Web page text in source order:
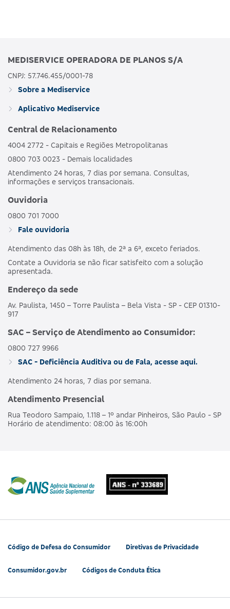
MEDISERVICE OPERADORA DE PLANOS S/A
CNPJ: 57.746.455/0001-78
Sobre a Mediservice
Aplicativo Mediservice
Central de Relacionamento
4004 2772 - Capitais e Regiões Metropolitanas
0800 703 0023 - Demais localidades
Atendimento 24 horas, 7 dias por semana. Consultas,
informações e serviços transacionais.
Ouvidoria
0800 701 7000
Fale ouvidoria
Atendimento das 08h às 18h, de 2ª a 6ª, exceto feriados.
Contate a Ouvidoria se não ficar satisfeito com a solução
apresentada.
Endereço da sede
Av. Paulista, 1450 – Torre Paulista – Bela Vista - SP - CEP 01310-
917
SAC – Serviço de Atendimento ao Consumidor:
0800 727 9966
SAC - Deficiência Auditiva ou de Fala, acesse aqui.
Atendimento 24 horas, 7 dias por semana.
Atendimento Presencial
Rua Teodoro Sampaio, 1.118 – 1º andar Pinheiros, São Paulo - SP
Horário de atendimento: 08:00 às 16:00h
Código de Defesa do Consumidor Diretivas de Privacidade
Consumidor.gov.br Códigos de Conduta Ética